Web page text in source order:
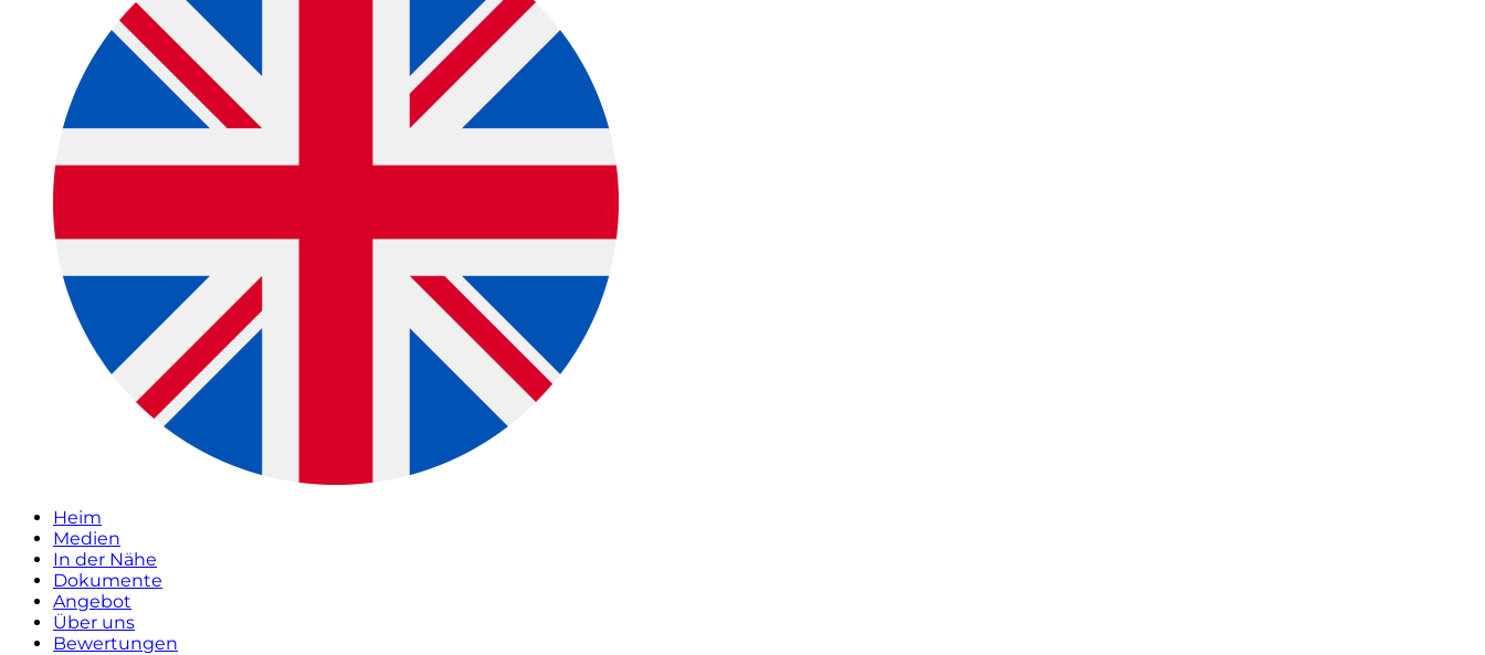
Heim
Medien
In der Nähe
Dokumente
Angebot
Über uns
Bewertungen